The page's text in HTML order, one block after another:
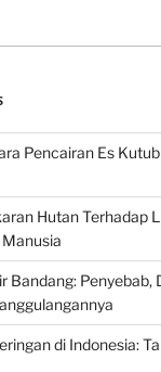
Pencairan Es
Hutan Terhadap
Bandang: Penyebab,
di Indonesia: